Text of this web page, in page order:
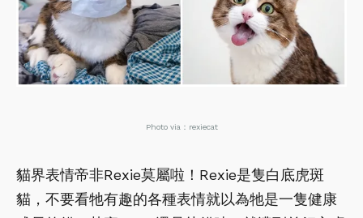
Photo via：rexiecat
貓界表情帝非Rexie莫屬啦！Rexie是隻白底虎斑
貓，不要看牠有趣的各種表情就以為牠是一隻健康